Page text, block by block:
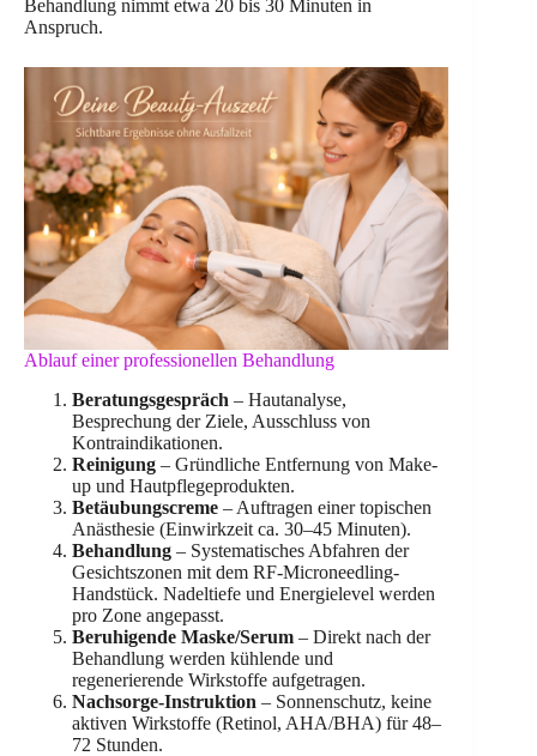
Behandlung nimmt etwa 20 bis 30 Minuten in
Anspruch.
Ablauf einer professionellen Behandlung
Beratungsgespräch – Hautanalyse,
Besprechung der Ziele, Ausschluss von
Kontraindikationen.
Reinigung – Gründliche Entfernung von Make-
up und Hautpflegeprodukten.
Betäubungscreme – Auftragen einer topischen
Anästhesie (Einwirkzeit ca. 30–45 Minuten).
Behandlung – Systematisches Abfahren der
Gesichtszonen mit dem RF-Microneedling-
Handstück. Nadeltiefe und Energielevel werden
pro Zone angepasst.
Beruhigende Maske/Serum – Direkt nach der
Behandlung werden kühlende und
regenerierende Wirkstoffe aufgetragen.
Nachsorge-Instruktion – Sonnenschutz, keine
aktiven Wirkstoffe (Retinol, AHA/BHA) für 48–
72 Stunden.